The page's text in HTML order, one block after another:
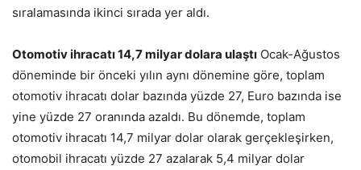
sıralamasında ikinci sırada yer aldı.
Otomotiv ihracatı 14,7 milyar dolara ulaştı Ocak-Ağustos
döneminde bir önceki yılın aynı dönemine göre, toplam
otomotiv ihracatı dolar bazında yüzde 27, Euro bazında ise
yine yüzde 27 oranında azaldı. Bu dönemde, toplam
otomotiv ihracatı 14,7 milyar dolar olarak gerçekleşirken,
otomobil ihracatı yüzde 27 azalarak 5,4 milyar dolar